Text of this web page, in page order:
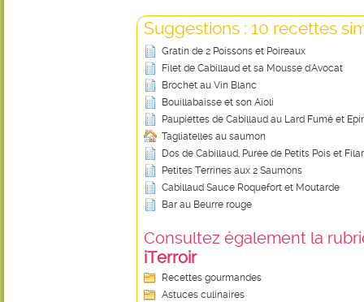
Suggestions : 10 recettes
Gratin de 2 Poissons et Poireaux
Filet de Cabillaud et sa Mousse d'Avocat
Brochet au Vin Blanc
Bouillabaisse et son Aïoli
Paupiettes de Cabillaud au Lard Fumé et
Tagliatelles au saumon
Dos de Cabillaud, Purée de Petits Pois et
Petites Terrines aux 2 Saumons
Cabillaud Sauce Roquefort et Moutarde
Bar au Beurre rouge
Consultez également la
iTerroir
Recettes gourmandes
Astuces culinaires